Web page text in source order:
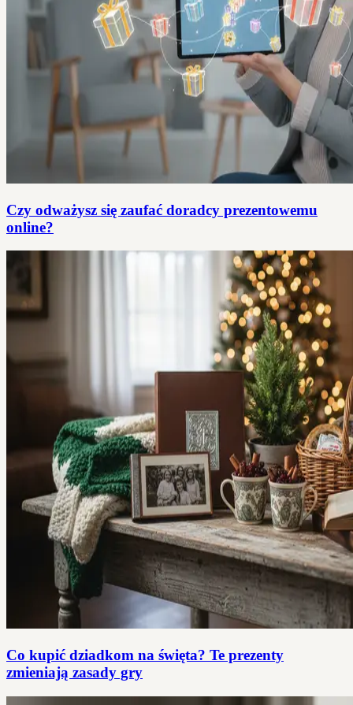
Czy odważysz się zaufać doradcy prezentowemu
online?
Co kupić dziadkom na święta? Te prezenty
zmieniają zasady gry